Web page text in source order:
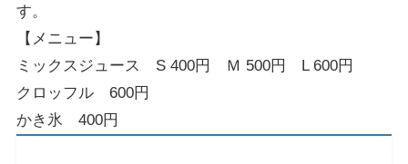
す。
【メニュー】
ミックスジュース S 400円 Ｍ 500円 L 600円
クロッフル 600円
かき氷 400円